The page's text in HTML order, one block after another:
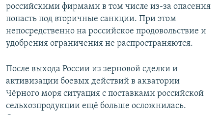
российскими фирмами в том числе из-за опасения
попасть под вторичные санкции. При этом
непосредственно на российское продовольствие и
удобрения ограничения не распространяются.
После выхода России из зерновой сделки и
активизации боевых действий в акватории
Чёрного моря ситуация с поставками российской
сельхозпродукции ещё больше осложнилась.